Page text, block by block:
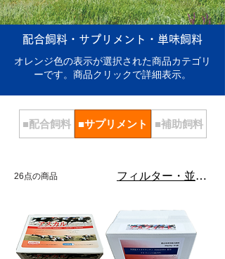
配合飼料・サプリメント・単味飼料
オレンジ色の表示が選択された商品カテゴリ
ーです。商品クリックで詳細表示。
■配合飼料 ■サプリメント ■補助飼料
26点の商品 フィルター・並び替え